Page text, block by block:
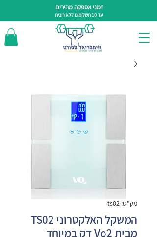
זמני אספקה מהירים
עד 10 תשלומים ללא ריבית
מק"ט: ts02
המשקל האלקטרוני TS02
מבית Vo2 דק במיוחד